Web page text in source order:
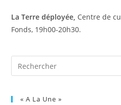
La Terre déployée, Centre de
Fonds, 19h00-20h30.
« A La Une »